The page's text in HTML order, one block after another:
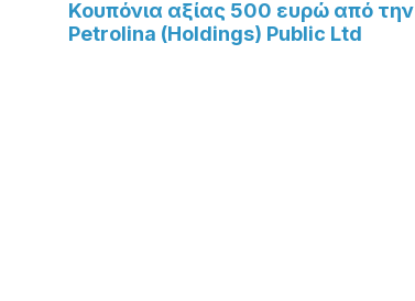
Κουπόνια αξίας 500 ευρώ από την
Petrolina (Holdings) Public Ltd